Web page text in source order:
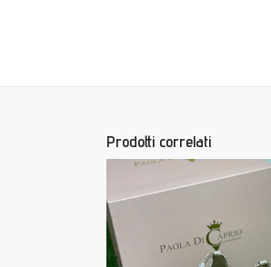
Prodotti correlati